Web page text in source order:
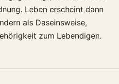
Leben erscheint dann
als Daseinsweise,
zum Lebendigen.